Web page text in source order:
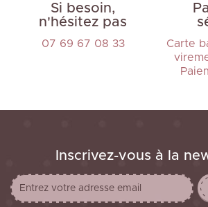
Si besoin,
n'hésitez pas
07 69 67 08 33
Carte
Inscrivez-vous à la